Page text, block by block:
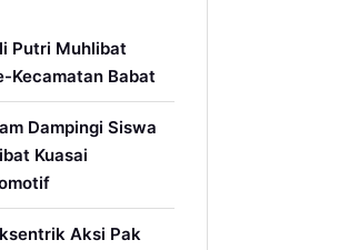
Putri Muhlibat
Kecamatan Babat
Dampingi Siswa
Kuasai
Aksi Pak